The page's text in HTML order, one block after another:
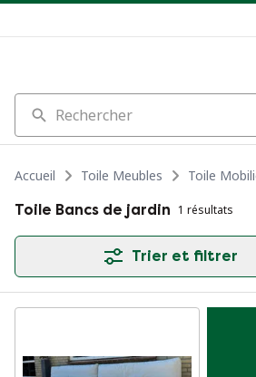
Rechercher
Accueil Toile Meubles Toile
Toile Bancs de jardin 1 résultats
Trier et filtrer